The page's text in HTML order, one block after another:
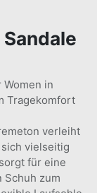
in
Tragekomfort
verleiht
vielseitig
für eine
Schuh zum